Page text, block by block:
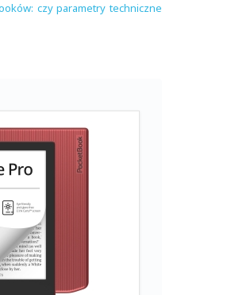
czy parametry techniczne